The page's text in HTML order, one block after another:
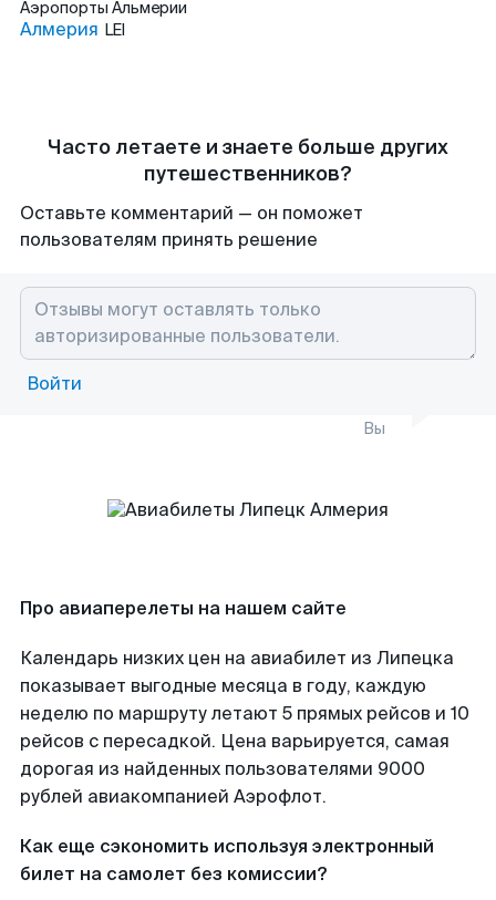
Аэропорты Альмерии
Алмерия LEI
Часто летаете и знаете больше других
путешественников?
Оставьте комментарий — он поможет
пользователям принять решение
Войти
Вы
Про авиаперелеты на нашем сайте
Календарь низких цен на авиабилет из Липецка
показывает выгодные месяца в году, каждую
неделю по маршруту летают 5 прямых рейсов и 10
рейсов с пересадкой. Цена варьируется, самая
дорогая из найденных пользователями 9000
рублей авиакомпанией Аэрофлот.
Как еще сэкономить используя электронный
билет на самолет без комиссии?